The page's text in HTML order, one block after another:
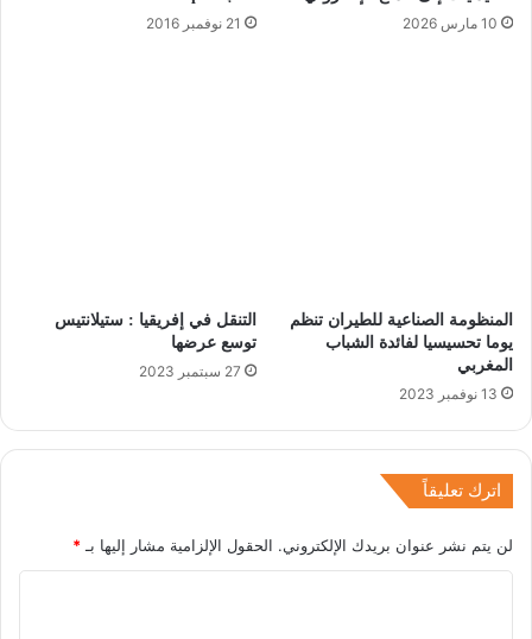
10 مارس 2026
21 نوفمبر 2016
المنظومة الصناعية للطيران تنظم
يوما تحسيسيا لفائدة الشباب
المغربي
13 نوفمبر 2023
التنقل في إفريقيا : ستيلانتيس
توسع عرضها
27 سبتمبر 2023
اترك تعليقاً
لن يتم نشر عنوان بريدك الإلكتروني. الحقول الإلزامية مشار إليها بـ*